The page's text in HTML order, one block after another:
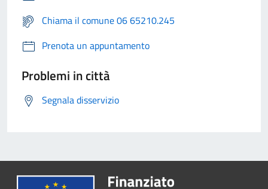
Chiama il comune 06 65210.245
Prenota un appuntamento
Problemi in città
Segnala disservizio